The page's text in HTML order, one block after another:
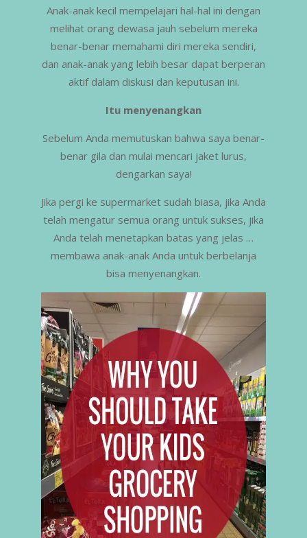
Anak-anak kecil mempelajari hal-hal ini dengan
melihat orang dewasa jauh sebelum mereka
benar-benar memahami diri mereka sendiri,
dan anak-anak yang lebih besar dapat berperan
aktif dalam diskusi dan keputusan ini.
Itu menyenangkan
Sebelum Anda memutuskan bahwa saya benar-
benar gila dan mulai mencari jaket lurus,
dengarkan saya!
Jika pergi ke supermarket sudah biasa, jika Anda
telah mengatur semua orang untuk sukses, jika
Anda telah menetapkan batas yang jelas …
membawa anak-anak Anda untuk berbelanja
bisa menyenangkan.